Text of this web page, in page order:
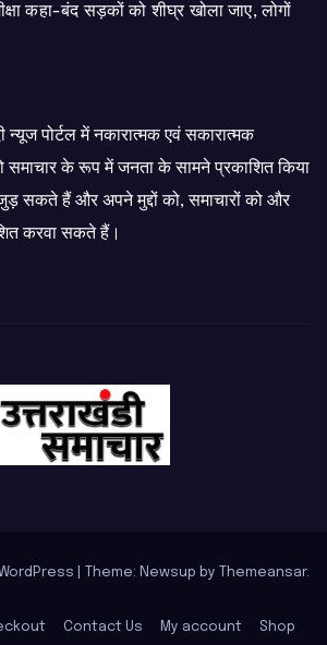
कहा-बंद सड़कों को शीघ्र खोला जाए, लोगों
न्यूज पोर्टल में नकारात्मक एवं सकारात्मक
समाचार के रूप में जनता के सामने प्रकाशित किया
सकते हैं और अपने मुद्दों को, समाचारों को और
करवा सकते हैं।
Theme: Newsup by Themeansar.
Contact Us My account Shop